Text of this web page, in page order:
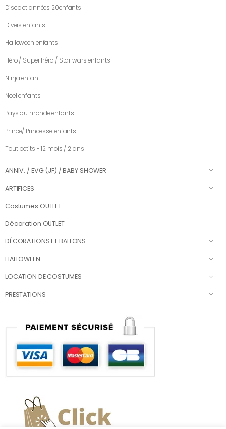
Disco et années 20enfants
Divers enfants
Halloween enfants
Héro / Super héro / Star wars enfants
Ninja enfant
Noel enfants
Pays du monde enfants
Prince/ Princesse enfants
Tout petits - 12 mois / 2 ans
ANNIV. / EVG (JF) / BABY SHOWER
ARTIFICES
Costumes OUTLET
Décoration OUTLET
DÉCORATIONS ET BALLONS
HALLOWEEN
LOCATION DE COSTUMES
PRESTATIONS